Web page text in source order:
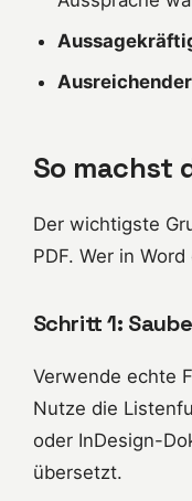
So machst
Der wichtigste
PDF. Wer in
Schritt 1:
Verwende echte
Nutze die
oder InDesign-
übersetzt.